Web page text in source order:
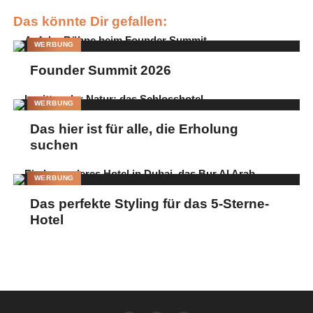
weihnachtliche Desserts wie American Cheesecake im
Matsuhisa Style, Cornettos mit Cremefüllung oder Lebkuchen-
Lollypops.
Bilder: Irmi Gessner
Das könnte Dir gefallen:
WERBUNG
Founder Summit 2026
WERBUNG
Das hier ist für alle, die Erholung
suchen
WERBUNG
Das perfekte Styling für das 5-Sterne-
Hotel